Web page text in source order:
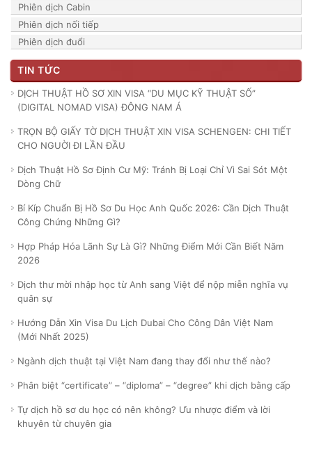
Phiên dịch Cabin
Phiên dịch nối tiếp
Phiên dịch đuổi
TIN TỨC
DỊCH THUẬT HỒ SƠ XIN VISA “DU MỤC KỸ THUẬT SỐ”
(DIGITAL NOMAD VISA) ĐÔNG NAM Á
TRỌN BỘ GIẤY TỜ DỊCH THUẬT XIN VISA SCHENGEN: CHI TIẾT
CHO NGUỜI ĐI LẦN ĐẦU
Dịch Thuật Hồ Sơ Định Cư Mỹ: Tránh Bị Loại Chỉ Vì Sai Sót Một
Dòng Chữ
Bí Kíp Chuẩn Bị Hồ Sơ Du Học Anh Quốc 2026: Cần Dịch Thuật
Công Chứng Những Gì?
Hợp Pháp Hóa Lãnh Sự Là Gì? Những Điểm Mới Cần Biết Năm
2026
Dịch thư mời nhập học từ Anh sang Việt để nộp miễn nghĩa vụ
quân sự
Hướng Dẫn Xin Visa Du Lịch Dubai Cho Công Dân Việt Nam
(Mới Nhất 2025)
Ngành dịch thuật tại Việt Nam đang thay đổi như thế nào?
Phân biệt “certificate” – “diploma” – “degree” khi dịch bằng cấp
Tự dịch hồ sơ du học có nên không? Ưu nhược điểm và lời
khuyên từ chuyên gia